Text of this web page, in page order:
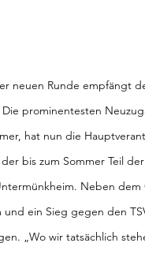
neuen Runde empfängt
prominentesten
hat nun die
bis zum Sommer Teil
Neben
und ein Sieg gegen den
„Wo wir tatsächlich